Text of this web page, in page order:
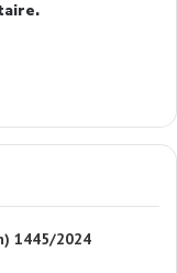
1445/2024